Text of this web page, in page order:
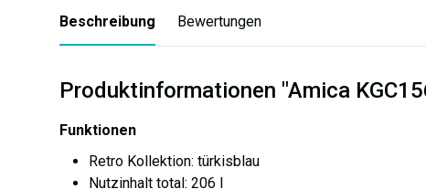
Beschreibung Bewertungen
Produktinformationen "Amica
Funktionen
Retro Kollektion: türkisblau
Nutzinhalt total: 206 l